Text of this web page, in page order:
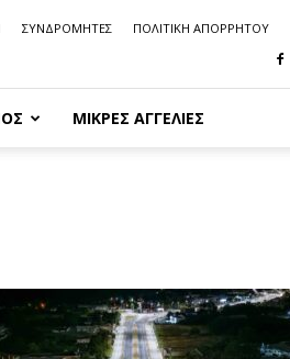
ΣΥΝΔΡΟΜΗΤΕΣ ΠΟΛΙΤΙΚΗ ΑΠΟΡΡΗΤΟΥ
ΜΙΚΡΈΣ ΑΓΓΕΛΊΕΣ